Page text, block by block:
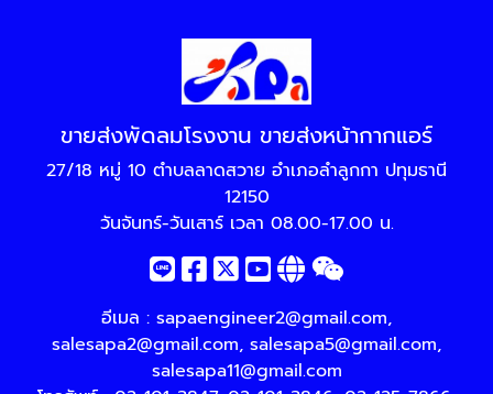
ขายส่งพัดลมโรงงาน ขายส่งหน้ากากแอร์
27/18 หมู่ 10 ตำบลลาดสวาย อำเภอลำลูกกา ปทุมธานี
12150
วันจันทร์-วันเสาร์ เวลา 08.00-17.00 น.
อีเมล : sapaengineer2@gmail.com,
salesapa2@gmail.com, salesapa5@gmail.com,
salesapa11@gmail.com